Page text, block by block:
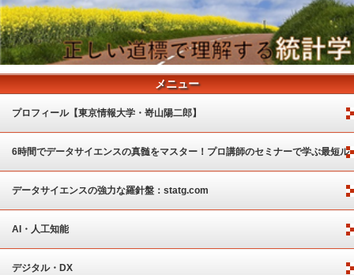
メニュー
プロフィール【東京情報大学・嵜山陽二郎】
6時間でデータサイエンスの真髄をマスター！プロ講師のセミナーで学ぶ最短ル
ート
データサイエンスの強力な羅針盤：statg.com
AI・人工知能
デジタル・DX